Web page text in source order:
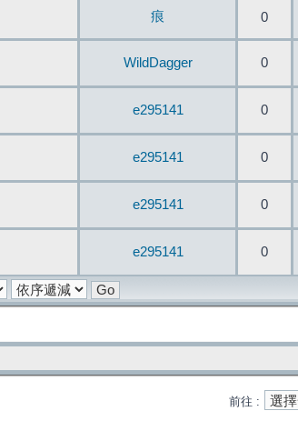
痕 0
WildDagger 0
e295141 0
e295141 0
e295141 0
e295141 0
前往 :